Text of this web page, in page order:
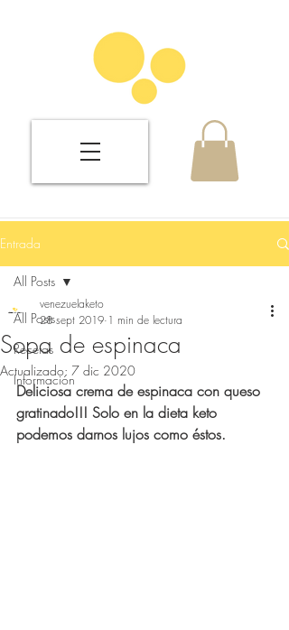
Entrada
All Posts
Recetas
Información
All Posts
Sopa de espinaca
venezuelaketo
28 sept 2019 1 min de lectura
Actualizado: 7 dic 2020
Deliciosa crema de espinaca con queso
gratinado!!! Solo en la dieta keto
podemos darnos lujos como éstos.